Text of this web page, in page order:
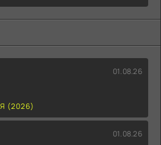
01.08.26
(2026)
01.08.26